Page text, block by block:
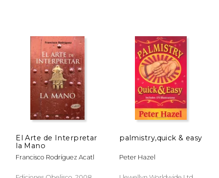
dcto. $ 11.47
12%
dcto.
El Arte de Interpretar
la Mano
Francisco Rodríguez Acatl
palmistry,quick & easy
Peter Hazel